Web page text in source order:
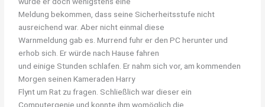
Meldung bekommen, dass seine Sicherheitsstufe nicht
ausreichend war. Aber nicht einmal diese
Warnmeldung gab es. Murrend fuhr er den PC herunter und
erhob sich. Er würde nach Hause fahren
und einige Stunden schlafen. Er nahm sich vor, am kommenden
Morgen seinen Kameraden Harry
Flynt um Rat zu fragen. Schließlich war dieser ein
Computergenie und konnte ihm womöglich die